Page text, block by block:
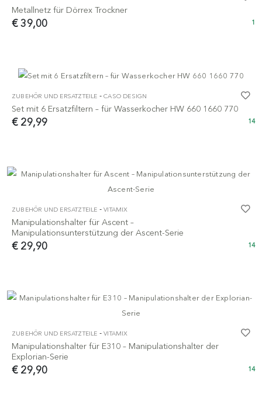
Metallnetz für Dörrex Trockner
€ 39,00 1
ZUBEHÖR UND ERSATZTEILE -CASO DESIGN
Set mit 6 Ersatzfiltern – für Wasserkocher HW 660 1660 770
€ 29,99 14
ZUBEHÖR UND ERSATZTEILE -VITAMIX
Manipulationshalter für Ascent – ​​
Manipulationsunterstützung der Ascent-Serie
€ 29,90 14
ZUBEHÖR UND ERSATZTEILE -VITAMIX
Manipulationshalter für E310 – Manipulationshalter der
Explorian-Serie
€ 29,90 14